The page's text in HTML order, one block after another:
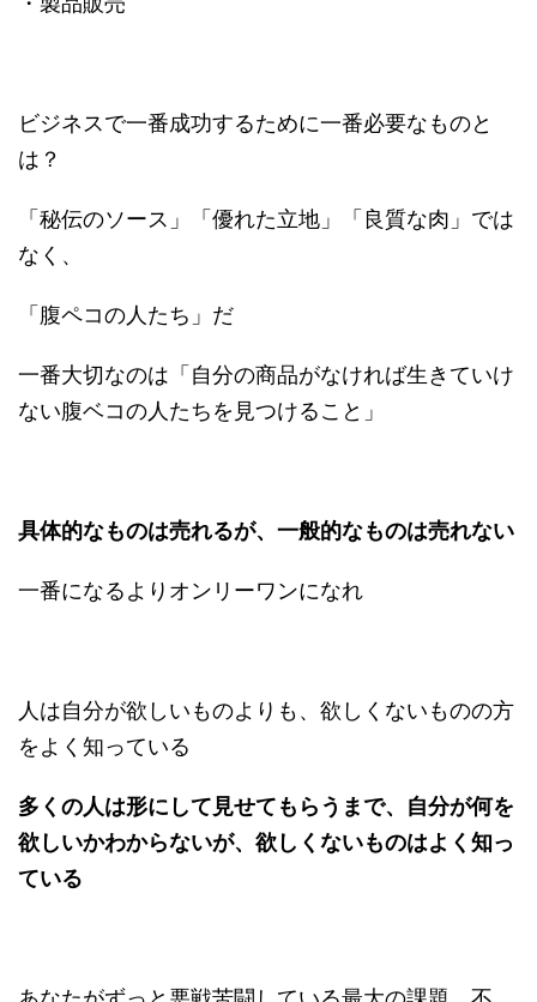
ビジネスで一番成功するために一番必要なものと
は？
「秘伝のソース」「優れた立地」「良質な肉」では
なく、
「腹ペコの人たち」だ
一番大切なのは「自分の商品がなければ生きていけ
ない腹ベコの人たちを見つけること」
具体的なものは売れるが、一般的なものは売れない
一番になるよりオンリーワンになれ
人は自分が欲しいものよりも、欲しくないものの方
をよく知っている
多くの人は形にして見せてもらうまで、自分が何を
欲しいかわからないが、欲しくないものはよく知っ
ている